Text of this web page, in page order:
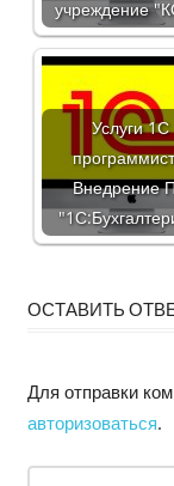
учреждение
Услуги 1С
Внедрение
ОСТАВИТЬ
Для отправки
авторизоваться.